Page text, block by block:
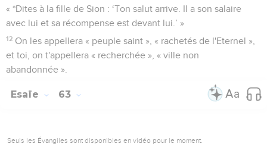
« *Dites à la fille de Sion : ‘Ton salut arrive. Il a son salaire
avec lui et sa récompense est devant lui.’ »
12 On les appellera « peuple saint », « rachetés de l'Eternel »,
et toi, on t'appellera « recherchée », « ville non
abandonnée ».
Esaïe 63
Seuls les Évangiles sont disponibles en vidéo pour le moment.